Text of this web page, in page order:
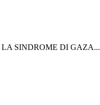
LA SINDROME DI GAZA...